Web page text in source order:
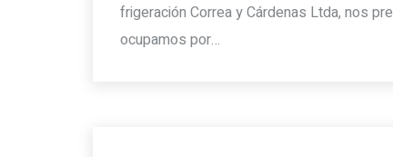
frigeración Correa y Cárdenas Ltda, nos pre
ocupamos por…